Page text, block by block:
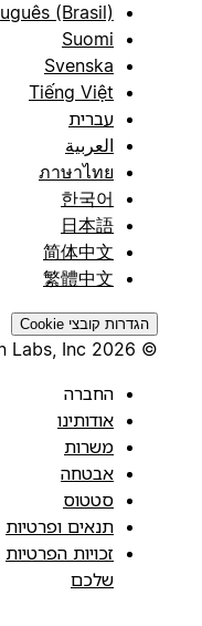
Português (Brasil)
Suomi
Svenska
Tiếng Việt
עברית
العربية
ภาษาไทย
한국어
日本語
简体中文
繁體中文
הגדרות קובצי Cookie
החברה
אודותינו
משרות
אבטחה
סטטוס
תנאים ופרטיות
זכויות הפרטיות
שלכם